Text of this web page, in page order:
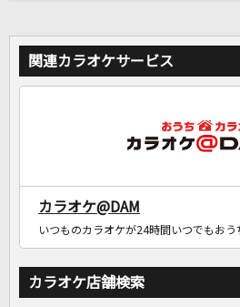
関連カラオケサービス
カラオケ@DAM
いつものカラオケが24時間いつでもおう
カラオケ店舗検索